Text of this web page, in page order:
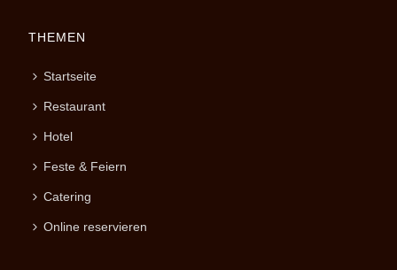
THEMEN
Startseite
Restaurant
Hotel
Feste & Feiern
Catering
Online reservieren